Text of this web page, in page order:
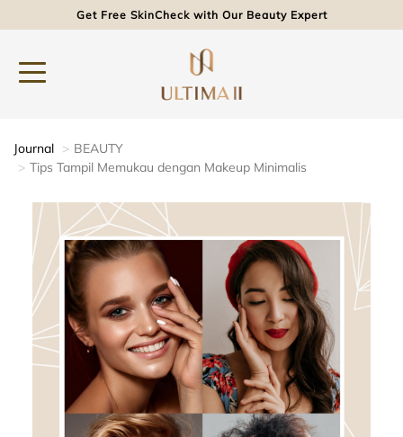
Get Free SkinCheck with Our Beauty Expert
Journal
BEAUTY
Tips Tampil Memukau dengan Makeup Minimalis